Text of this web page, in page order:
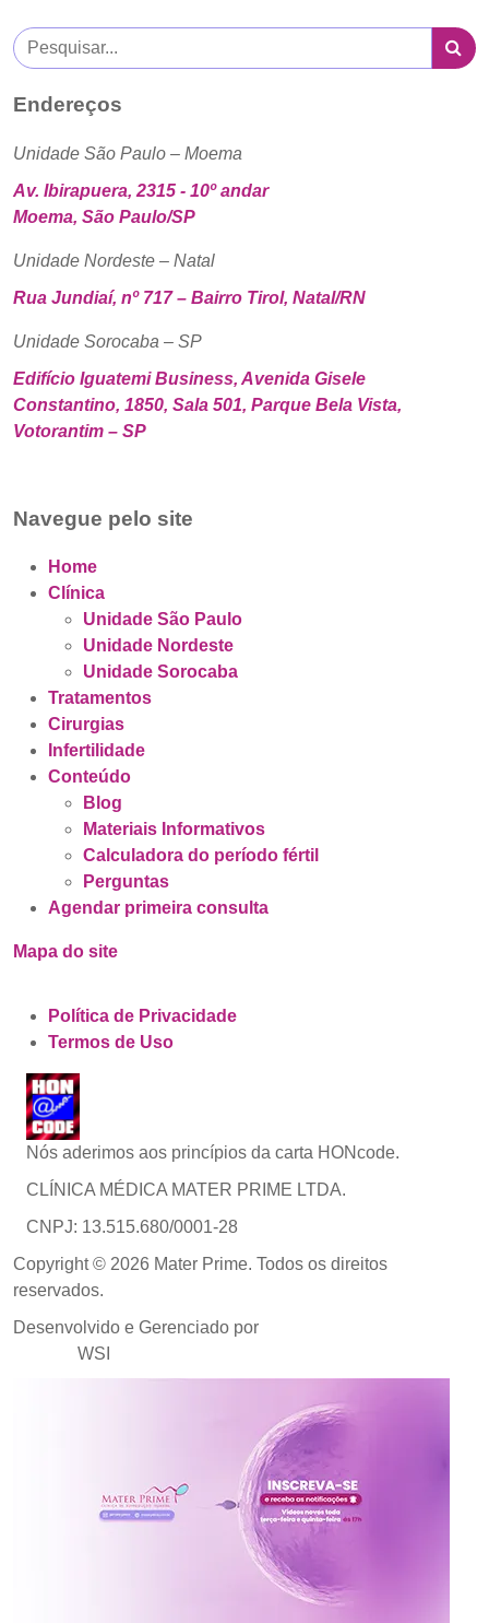
Endereços
Unidade São Paulo – Moema
Av. Ibirapuera, 2315 - 10º andar
Moema, São Paulo/SP
Unidade Nordeste – Natal
Rua Jundiaí, nº 717 – Bairro Tirol, Natal/RN
Unidade Sorocaba – SP
Edifício Iguatemi Business, Avenida Gisele
Constantino, 1850, Sala 501, Parque Bela Vista,
Votorantim – SP
Navegue pelo site
Home
Clínica
Unidade São Paulo
Unidade Nordeste
Unidade Sorocaba
Tratamentos
Cirurgias
Infertilidade
Conteúdo
Blog
Materiais Informativos
Calculadora do período fértil
Perguntas
Agendar primeira consulta
Mapa do site
Política de Privacidade
Termos de Uso
Nós aderimos aos princípios da carta HONcode.
CLÍNICA MÉDICA MATER PRIME LTDA.
CNPJ: 13.515.680/0001-28
Copyright © 2026 Mater Prime. Todos os direitos
reservados.
Desenvolvido e Gerenciado por
WSI